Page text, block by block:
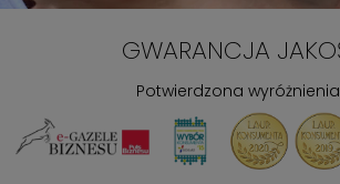
GWARANCJA
Potwierdzona